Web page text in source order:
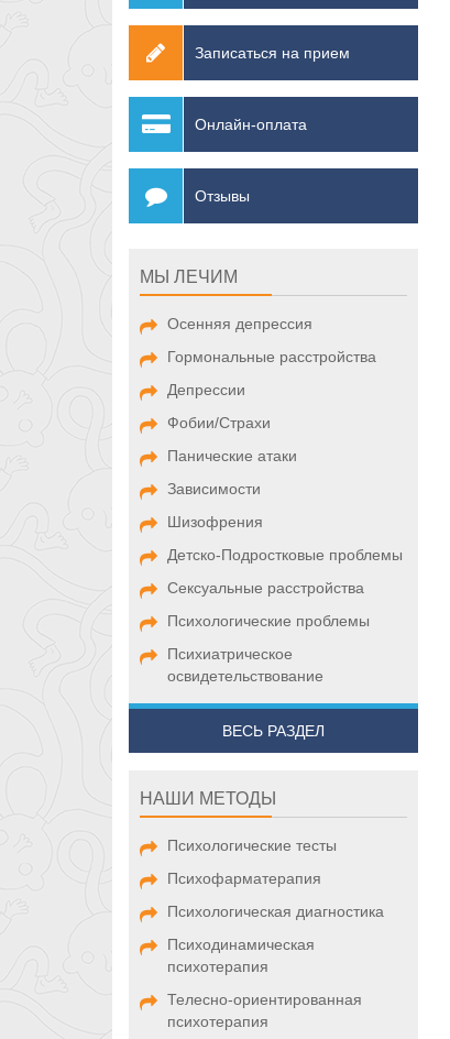
Записаться на прием
Онлайн-оплата
Отзывы
МЫ ЛЕЧИМ
Осенняя депрессия
Гормональные расстройства
Депрессии
Фобии/Страхи
Панические атаки
Зависимости
Шизофрения
Детско-Подростковые проблемы
Сексуальные расстройства
Психологические проблемы
Психиатрическое
освидетельствование
ВЕСЬ РАЗДЕЛ
НАШИ МЕТОДЫ
Психологические тесты
Психофарматерапия
Психологическая диагностика
Психодинамическая
психотерапия
Телесно-ориентированная
психотерапия